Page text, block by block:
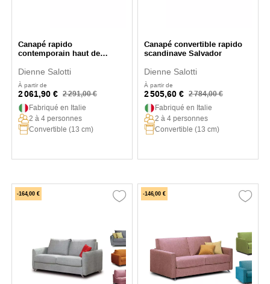
Canapé rapido
contemporain haut de
Dienne Salotti
À partir de
2 061,90 € 2 291,00 €
Fabriqué en Italie
2 à 4 personnes
Convertible (13 cm)
Canapé convertible rapido
scandinave Salvador
Dienne Salotti
À partir de
2 505,60 € 2 784,00 €
Fabriqué en Italie
2 à 4 personnes
Convertible (13 cm)
-164,00 € -146,00 €